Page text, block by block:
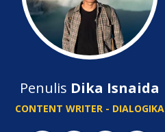
Penulis Dika Isnaida
CONTENT WRITER - DIALOGIKA